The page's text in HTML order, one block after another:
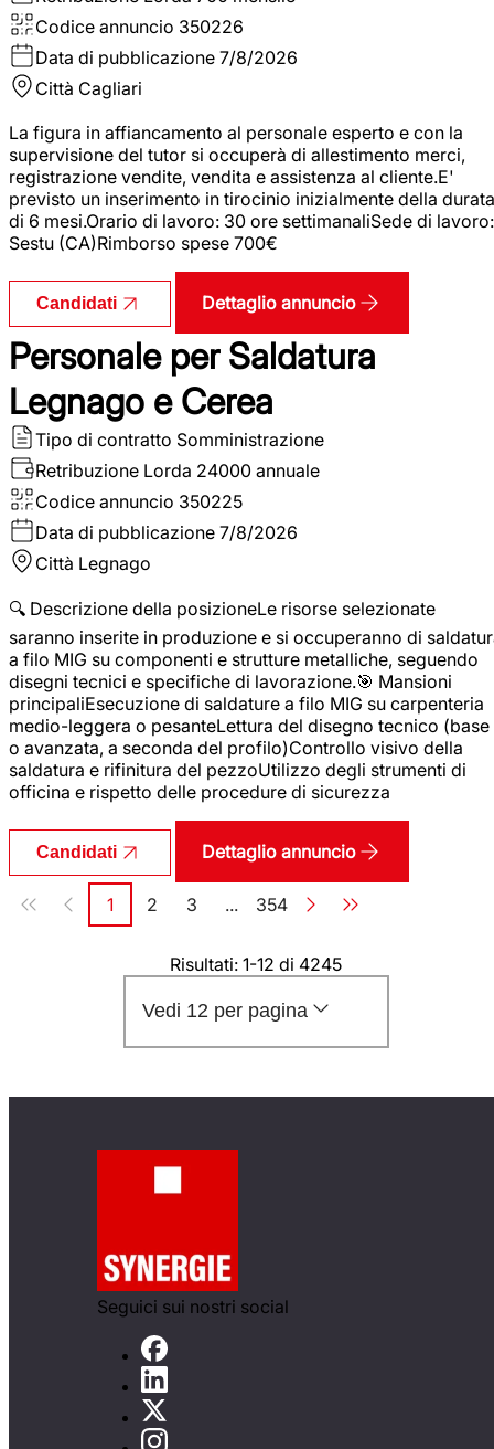
Codice annuncio 350226
Data di pubblicazione 7/8/2026
Città Cagliari
La figura in affiancamento al personale esperto e con la
supervisione del tutor si occuperà di allestimento merci,
registrazione vendite, vendita e assistenza al cliente.E'
previsto un inserimento in tirocinio inizialmente della durata
di 6 mesi.Orario di lavoro: 30 ore settimanaliSede di lavoro:
Sestu (CA)Rimborso spese 700€
Candidati Dettaglio annuncio
Personale per Saldatura
Legnago e Cerea
Tipo di contratto Somministrazione
Retribuzione Lorda 24000 annuale
Codice annuncio 350225
Data di pubblicazione 7/8/2026
Città Legnago
🔍 Descrizione della posizioneLe risorse selezionate
saranno inserite in produzione e si occuperanno di
a filo MIG su componenti e strutture metalliche, seguendo
disegni tecnici e specifiche di lavorazione.🎯 Mansioni
principaliEsecuzione di saldature a filo MIG su carpenteria
medio-leggera o pesanteLettura del disegno tecnico (base
o avanzata, a seconda del profilo)Controllo visivo della
saldatura e rifinitura del pezzoUtilizzo degli strumenti di
officina e rispetto delle procedure di sicurezza
Candidati Dettaglio annuncio
Paginazione
Pagina
1 Pagina
2 Pagina
3 ... Pagina
354
Risultati: 1-12 di 4245
Vedi 12 per pagina
Seguici sui nostri social